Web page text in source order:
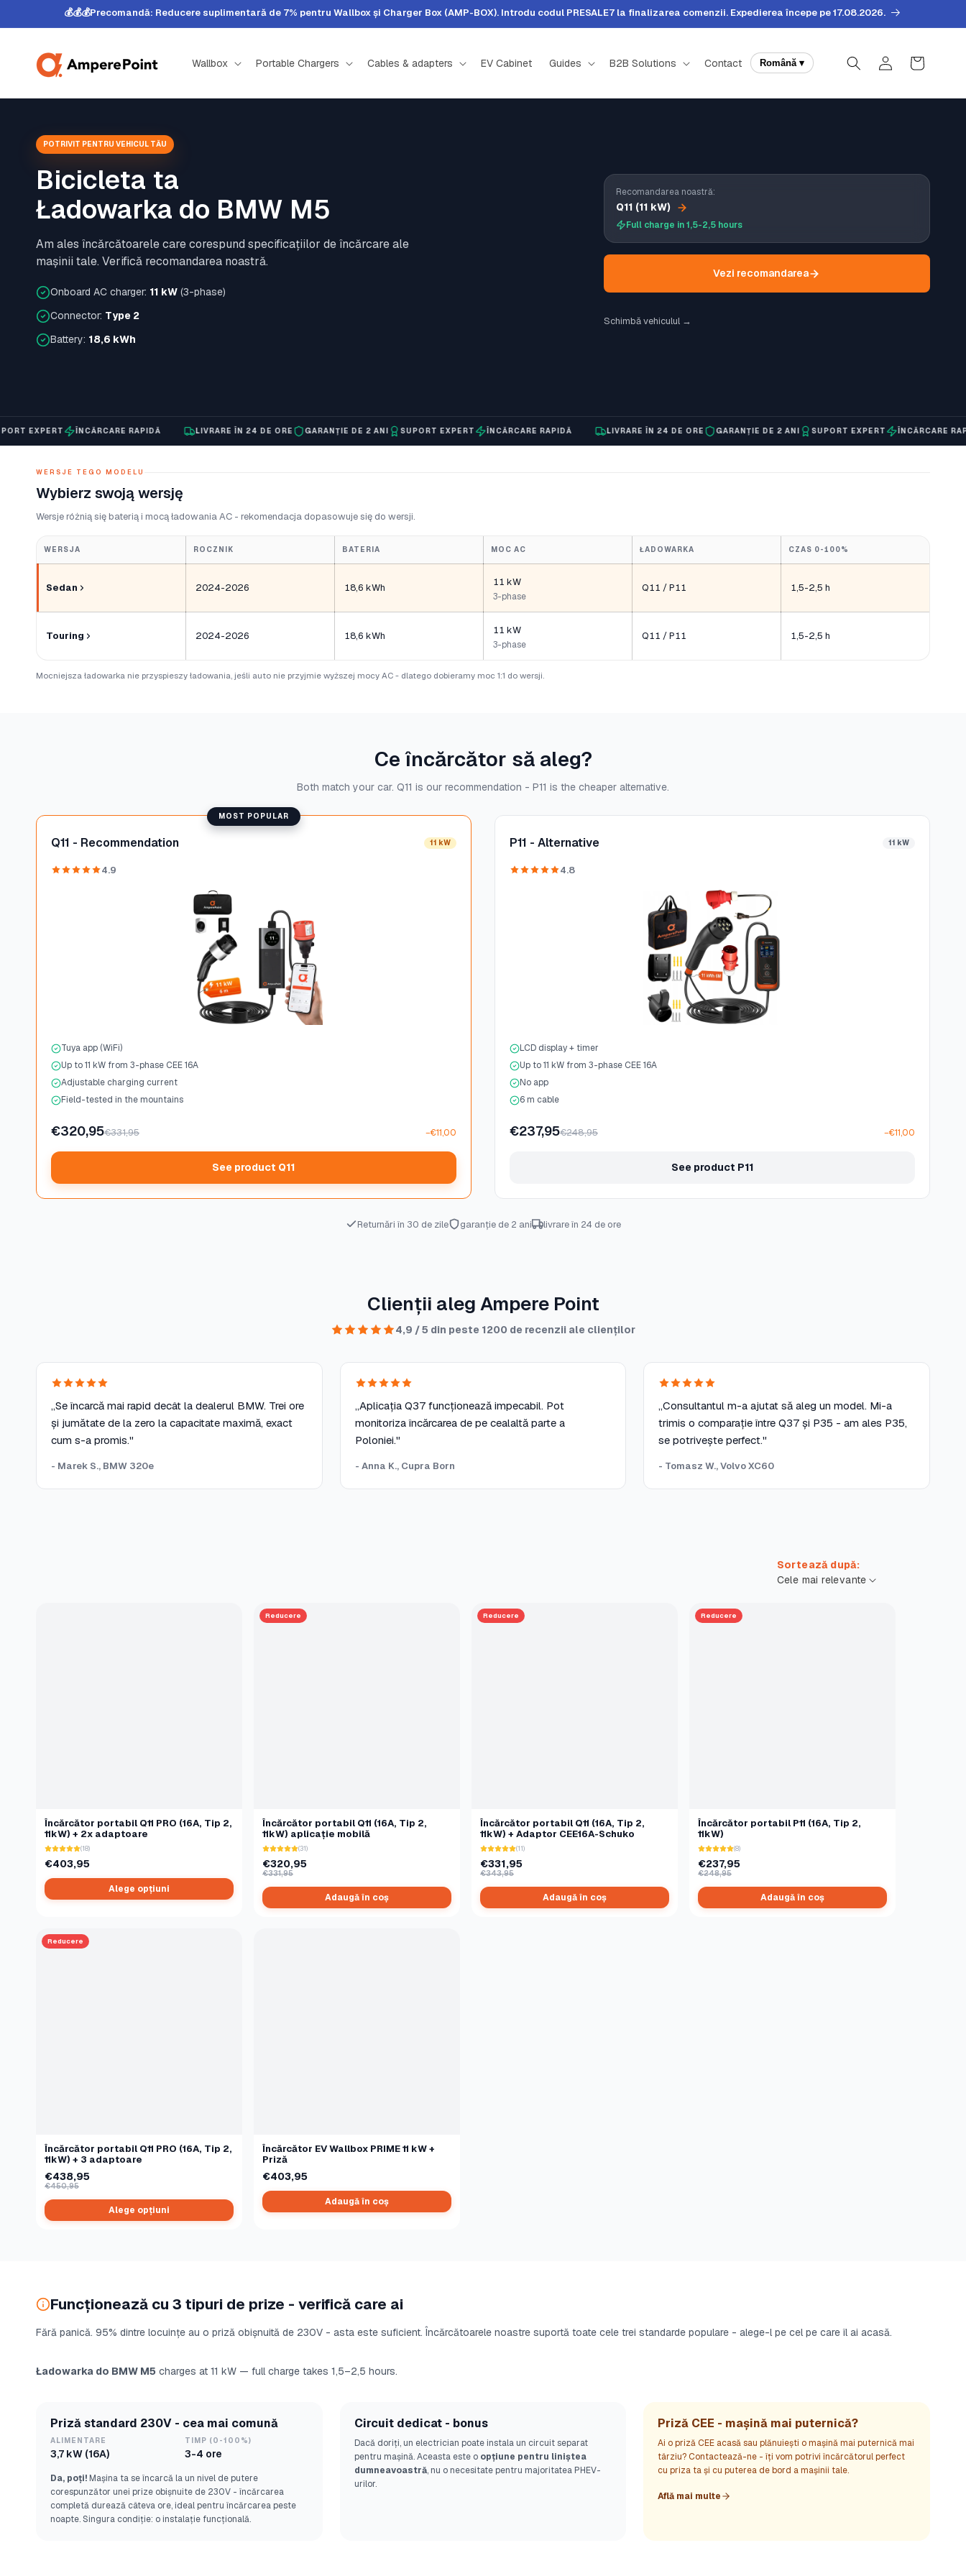
💰💰💰Precomandă: Reducere suplimentară de 7% pentru Wallbox și Charger Box (AMP-BOX). Introdu codul PRESALE7 la finalizarea comenzii. Expedierea începe pe 17.08.2026.
Wallbox Portable Chargers Cables & adapters EV Cabinet Guides B2B Solutions Contact Română ▾ AutentificareCoș
POTRIVIT PENTRU VEHICUL TĂU
Bicicleta ta
Ładowarka do BMW M5
Am ales încărcătoarele care corespund specificațiilor de încărcare ale
mașinii tale. Verifică recomandarea noastră.
Onboard AC charger: 11 kW (3-phase)
Connector: Type 2
Battery: 18,6 kWh
Recomandarea noastră:
Q11 (11 kW)
Full charge in 1,5-2,5 hours
Vezi recomandarea
Schimbă vehiculul →
ÎNCĂRCARE RAPIDĂ LIVRARE ÎN 24 DE ORE GARANȚIE DE 2 ANI SUPORT EXPERT ÎNCĂRCARE RAPIDĂ LIVRARE ÎN 24 DE ORE GARANȚIE DE 2 ANI SUPORT EXPERT ÎNCĂRCARE RAPIDĂ
WERSJE TEGO MODELU
Wybierz swoją wersję
Wersje różnią się baterią i mocą ładowania AC - rekomendacja dopasowuje się do wersji.
WERSJA ROCZNIK BATERIA MOC AC ŁADOWARKA CZAS 0-100%
Sedan 2024-2026 18,6 kWh 11 kW
3-phase
Q11 / P11 1,5-2,5 h
Touring 2024-2026 18,6 kWh 11 kW
3-phase
Q11 / P11 1,5-2,5 h
Mocniejsza ładowarka nie przyspieszy ładowania, jeśli auto nie przyjmie wyższej mocy AC - dlatego dobieramy moc 1:1 do wersji.
Ce încărcător să aleg?
Both match your car. Q11 is our recommendation - P11 is the cheaper alternative.
MOST POPULAR
Q11 - Recommendation 11 kW
4.9
Tuya app (WiFi)
Up to 11 kW from 3-phase CEE 16A
Adjustable charging current
Field-tested in the mountains
€320,95€331,95 −€11,00
See product Q11
P11 - Alternative 11 kW
4.8
LCD display + timer
Up to 11 kW from 3-phase CEE 16A
No app
6 m cable
€237,95€248,95 −€11,00
See product P11
Returnări în 30 de zile garanție de 2 ani livrare în 24 de ore
Clienții aleg Ampere Point
4,9 / 5 din peste 1200 de recenzii ale clienților
„Se încarcă mai rapid decât la dealerul BMW. Trei ore
și jumătate de la zero la capacitate maximă, exact
cum s-a promis."
- Marek S., BMW 320e
„Aplicația Q37 funcționează impecabil. Pot
monitoriza încărcarea de pe cealaltă parte a
Poloniei."
- Anna K., Cupra Born
„Consultantul m-a ajutat să aleg un model. Mi-a
trimis o comparație între Q37 și P35 - am ales P35,
se potrivește perfect."
- Tomasz W., Volvo XC60
Sortează după:
Încărcător portabil Q11 PRO (16A, Tip 2,
11kW) + 2x adaptoare
(18)
€403,95
Alege opțiuni
Reducere
Încărcător portabil Q11 (16A, Tip 2,
11kW) aplicație mobilă
(31)
€320,95
€331,95
Adaugă în coș
Reducere
Încărcător portabil Q11 (16A, Tip 2,
11kW) + Adaptor CEE16A-Schuko
(11)
€331,95
€343,95
Adaugă în coș
Reducere
Încărcător portabil P11 (16A, Tip 2,
11kW)
(8)
€237,95
€248,95
Adaugă în coș
Reducere
Încărcător portabil Q11 PRO (16A, Tip 2,
11kW) + 3 adaptoare
€438,95
€450,95
Alege opțiuni
Încărcător EV Wallbox PRIME 11 kW +
Priză
€403,95
Adaugă în coș
Funcționează cu 3 tipuri de prize - verifică care ai
Fără panică. 95% dintre locuințe au o priză obișnuită de 230V - asta este suficient. Încărcătoarele noastre suportă toate cele trei standarde populare - alege-l pe cel pe care îl ai acasă.
Ładowarka do BMW M5 charges at 11 kW — full charge takes 1,5–2,5 hours.
Priză standard 230V - cea mai comună
ALIMENTARE
3,7 kW (16A)
TIMP (0-100%)
3-4 ore
Da, poți! Mașina ta se încarcă la un nivel de putere
corespunzător unei prize obișnuite de 230V - încărcarea
completă durează câteva ore, ideal pentru încărcarea peste
noapte. Singura condiție: o instalație funcțională.
Circuit dedicat - bonus
Dacă doriți, un electrician poate instala un circuit separat
pentru mașină. Aceasta este o opțiune pentru liniștea
dumneavoastră, nu o necesitate pentru majoritatea PHEV-
urilor.
Priză CEE - mașină mai puternică?
Ai o priză CEE acasă sau plănuiești o mașină mai puternică mai
târziu? Contactează-ne - îți vom potrivi încărcătorul perfect
cu priza ta și cu puterea de bord a mașinii tale.
Află mai multe